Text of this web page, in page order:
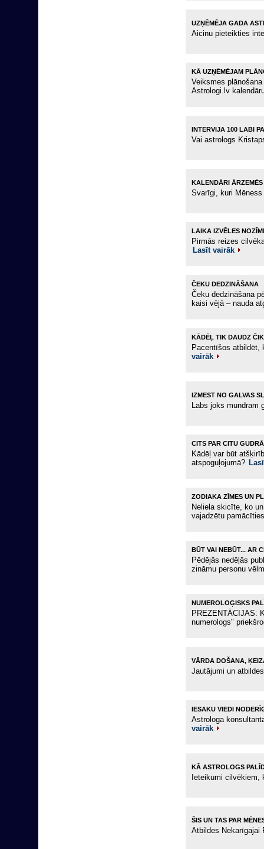
UZŅĒMĒJA GADA
Aicinu pieteikties
KĀ UZŅĒMĒJAM
Veiksmes
Astrologi.lv
INTERVIJA 100 LABI
Vai astrologs
KALENDĀRI
Svarīgi, kuri
LAIKA IZVĒLES
Pirmās reizes
Lasīt vairāk
ČEKU DEDZINĀŠANA
Čeku dedzināšana
kaisi vējā – nauda
KĀDĒĻ TIK DAUDZ
Pacentīšos
vairāk
IZMEST NO GALVAS
Labs joks mundram
CITS PAR CITU
Kādēļ var būt
atspoguļojumā?
ZODIAKA ZĪMES UN
Neliela skicīte, ko
vajadzētu
BŪT VAI NEBŪT... AR
Pēdējās nedēļās
zināmu personu
NUMEROLOĢISKS
PREZENTĀCIJAS:
numerologs"
VĀRDA DOŠANA,
Jautājumi un
IESAKU VIEDI
Astrologa
vairāk
KĀ ASTROLOGS
Ieteikumi
ŠIS UN TAS PAR
Atbildes